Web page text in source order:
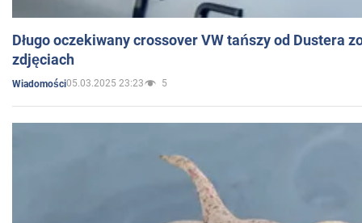
Długo oczekiwany crossover VW tańszy od Dustera
zdjęciach
Wiadomości05.03.2025 23:23 5